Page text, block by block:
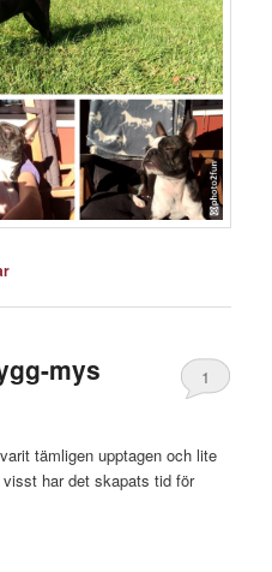
mys 1
tämligen upptagen och lite
har det skapats tid för